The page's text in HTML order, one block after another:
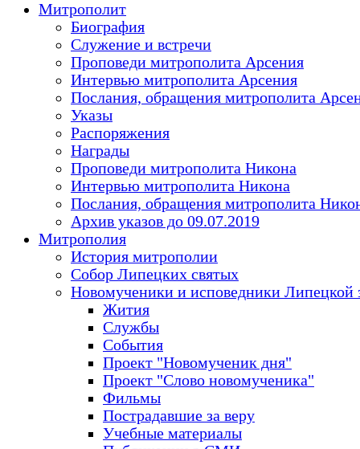
Митрополит
Биография
Служение и встречи
Проповеди митрополита Арсения
Интервью митрополита Арсения
Послания, обращения митрополита
Указы
Распоряжения
Награды
Проповеди митрополита Никона
Интервью митрополита Никона
Послания, обращения митрополита
Архив указов до 09.07.2019
Митрополия
История митрополии
Собор Липецких святых
Новомученики и исповедники Липецкой
Жития
Службы
События
Проект "Новомученик дня"
Проект "Слово новомученика"
Фильмы
Пострадавшие за веру
Учебные материалы